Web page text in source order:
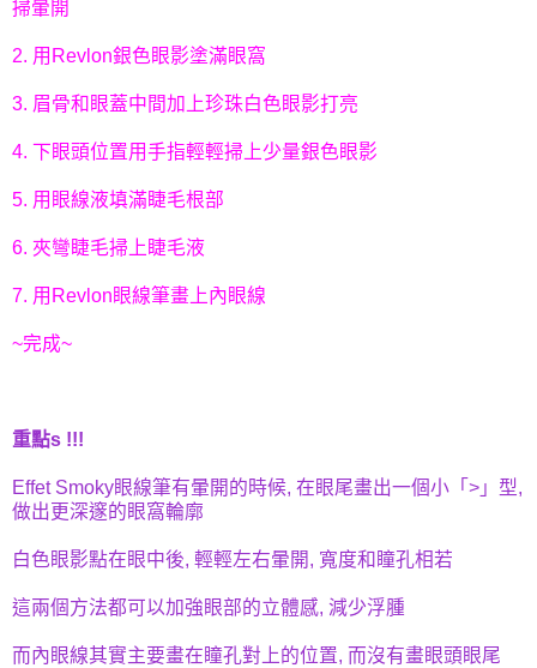
掃暈開
2. 用Revlon銀色眼影塗滿眼窩
3. 眉骨和眼蓋中間加上珍珠白色眼影打亮
4. 下眼頭位置用手指輕輕掃上少量銀色眼影
5. 用眼線液填滿睫毛根部
6. 夾彎睫毛掃上睫毛液
7. 用Revlon眼線筆畫上內眼線
~完成~
重點s !!!
Effet Smoky眼線筆有暈開的時候, 在眼尾畫出一個小「>」型,
做出更深邃的眼窩輪廓
白色眼影點在眼中後, 輕輕左右暈開, 寬度和瞳孔相若
這兩個方法都可以加強眼部的立體感, 減少浮腫
而內眼線其實主要畫在瞳孔對上的位置, 而沒有畫眼頭眼尾